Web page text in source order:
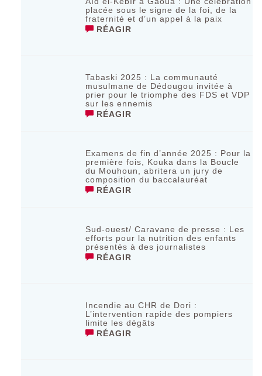
placée sous le signe de la foi, de la
fraternité et d’un appel à la paix
RÉAGIR
Tabaski 2025 : La communauté
musulmane de Dédougou invitée à
prier pour le triomphe des FDS et VDP
sur les ennemis
RÉAGIR
Examens de fin d’année 2025 : Pour la
première fois, Kouka dans la Boucle
du Mouhoun, abritera un jury de
composition du baccalauréat
RÉAGIR
Sud-ouest/ Caravane de presse : Les
efforts pour la nutrition des enfants
présentés à des journalistes
RÉAGIR
Incendie au CHR de Dori :
L’intervention rapide des pompiers
limite les dégâts
RÉAGIR